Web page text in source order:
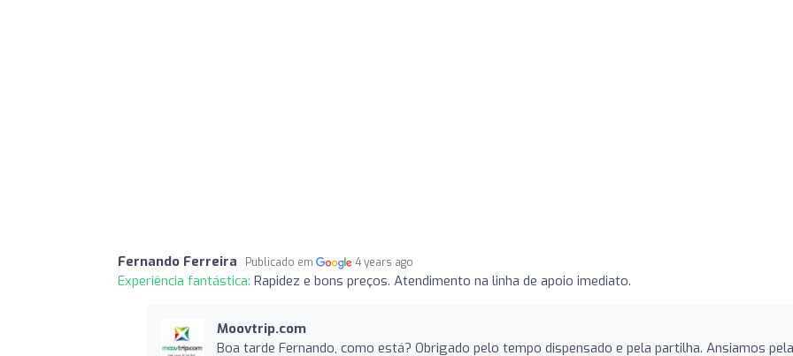
Fernando Ferreira Publicado em 4 years ago
Experiência fantástica: Rapidez e bons preços. Atendimento na linha de apoio imediato.
Moovtrip.com
Boa tarde Fernando, como está? Obrigado pelo tempo dispensado e pela partilha. Ansiamos pela